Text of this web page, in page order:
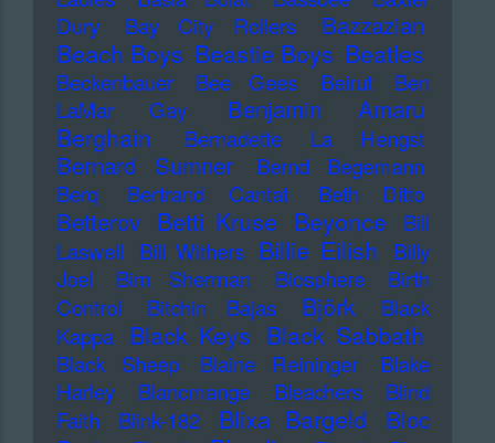
Dury
Bay City Rollers Bazzazian
Beach Boys Beastie Boys Beatles
Beckenbauer Bee Gees Beirut
Ben
LaMar Gay
Benjamin Amaru
Berghain Bernadette La Hengst
Bernard Sumner
Bernd Begemann
Berq
Bertrand Cantat Beth Ditto
Betterov Betti Kruse Beyonce
Bill
Laswell
Bill Withers Billie Eilish
Billy
Joel
Bim Sherman Biosphere
Birth
Control
Bitchin Bajas Björk
Black
Kappa Black Keys Black Sabbath
Black Sheep Blaine Reininger
Blake
Harley
Blancmange Bleachers
Blind
Faith
Blink-182 Blixa Bargeld
Bloc